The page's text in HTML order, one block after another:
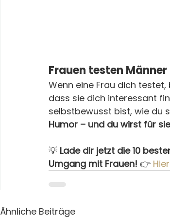
Frauen testen
Wenn eine Frau dich
dass sie dich interessant
selbstbewusst bist, wie du
Humor – und du wirst für
💡 Lade dir jetzt die 10
Umgang mit Frauen! 👉
Ähnliche Beiträge